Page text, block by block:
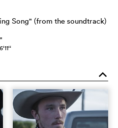
Song" (from the soundtrack)
o